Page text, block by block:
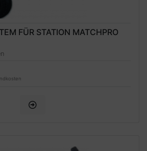
FÜR STATION MATCHPRO